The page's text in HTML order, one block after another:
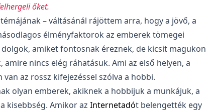
őket.
– váltásánál rájöttem arra, hogy a jövő, a
élményfaktorok az emberek tömegei
dolgok, amiket fontosnak éreznek, de kicsit magukon
amire nincs elég ráhatásuk. Ami az első helyen, a
az rossz kifejezéssel szólva a hobbi.
olyan emberek, akiknek a hobbijuk a munkájuk, a
kisebbség. Amikor az Internetadót belengették egy